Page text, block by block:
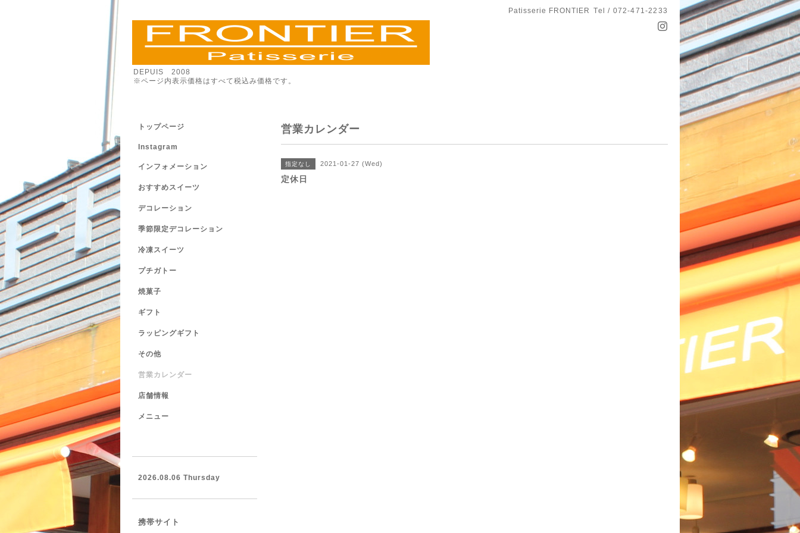
Patisserie FRONTIER Tel / 072-471-2233
DEPUIS 2008
※ページ内表示価格はすべて税込み価格です。
営業カレンダー
指定なし 2021-01-27 (Wed)
定休日
トップページ
Instagram
インフォメーション
おすすめスイーツ
デコレーション
季節限定デコレーション
冷凍スイーツ
プチガトー
焼菓子
ギフト
ラッピングギフト
その他
営業カレンダー
店舗情報
メニュー
2026.08.06 Thursday
携帯サイト